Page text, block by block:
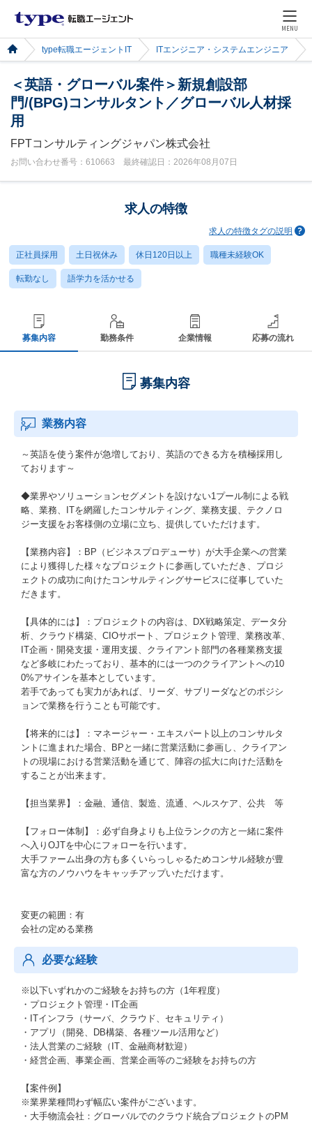
MENU
type転職エージェントIT ITエンジニア・システムエンジニア
＜英語・グローバル案件＞新規創設部
門/(BPG)コンサルタント／グローバル人材採
用
FPTコンサルティングジャパン株式会社
お問い合わせ番号：610663 最終確認日：2026年08月07日
求人の特徴
求人の特徴タグの説明
正社員採用 土日祝休み 休日120日以上 職種未経験OK
転勤なし 語学力を活かせる
募集内容 勤務条件 企業情報 応募の流れ
募集内容
業務内容
～英語を使う案件が急増しており、英語のできる方を積極採用し
ております～
◆業界やソリューションセグメントを設けない1プール制による戦
略、業務、ITを網羅したコンサルティング、業務支援、テクノロ
ジー支援をお客様側の立場に立ち、提供していただけます。
【業務内容】：BP（ビジネスプロデューサ）が大手企業への営業
により獲得した様々なプロジェクトに参画していただき、プロジ
ェクトの成功に向けたコンサルティングサービスに従事していた
だきます。
【具体的には】：プロジェクトの内容は、DX戦略策定、データ分
析、クラウド構築、CIOサポート、プロジェクト管理、業務改革、
IT企画・開発支援・運用支援、クライアント部門の各種業務支援
など多岐にわたっており、基本的には一つのクライアントへの10
0%アサインを基本としています。
若手であっても実力があれば、リーダ、サブリーダなどのポジシ
ョンで業務を行うことも可能です。
【将来的には】：マネージャー・エキスパート以上のコンサルタ
ントに進まれた場合、BPと一緒に営業活動に参画し、クライアン
トの現場における営業活動を通じて、陣容の拡大に向けた活動を
することが出来ます。
【担当業界】：金融、通信、製造、流通、ヘルスケア、公共 等
【フォロー体制】：必ず自身よりも上位ランクの方と一緒に案件
へ入りOJTを中心にフォローを行います。
大手ファーム出身の方も多くいらっしゃるためコンサル経験が豊
富な方のノウハウをキャッチアップいただけます。
変更の範囲：有
会社の定める業務
必要な経験
※以下いずれかのご経験をお持ちの方（1年程度）
・プロジェクト管理・IT企画
・ITインフラ（サーバ、クラウド、セキュリティ）
・アプリ（開発、DB構築、各種ツール活用など）
・法人営業のご経験（IT、金融商材歓迎）
・経営企画、事業企画、営業企画等のご経験をお持ちの方
【案件例】
※業界業種問わず幅広い案件がございます。
・大手物流会社：グローバルでのクラウド統合プロジェクトのPM